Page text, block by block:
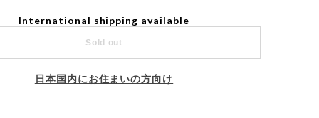
International shipping available
Sold out
日本国内にお住まいの方向け